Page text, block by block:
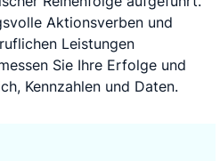
Aktionsverben und
Leistungen
Sie Ihre Erfolge und
Kennzahlen und Daten.